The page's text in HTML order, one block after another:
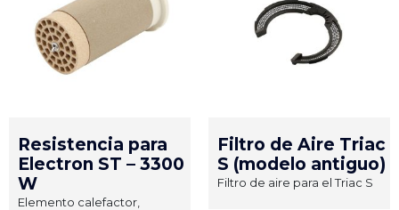
Resistencia para
Electron ST – 3300
W
Elemento calefactor,
Filtro de Aire Triac
S (modelo antiguo)
Filtro de aire para el Triac S